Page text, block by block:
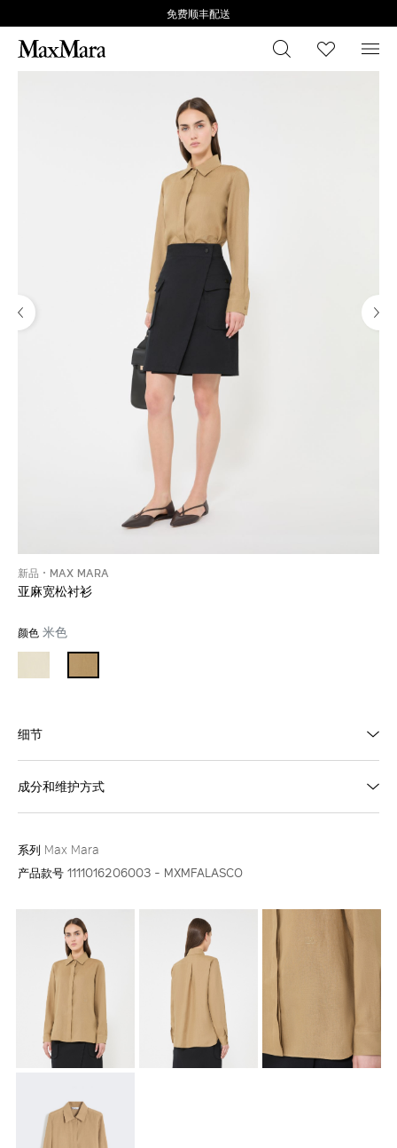
免费顺丰配送
搜索 心愿清
菜
新品 MAX MARA
亚麻宽松衬衫
颜色 米色
细节
成分和维护方式
系列 Max Mara
产品款号 1111016206003 - MXMFALASCO